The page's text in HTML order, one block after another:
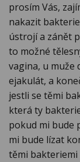
prosím Vás,
nakazit
ústrojí a zánět
to možné
vagina, u muže
ejakulát, a
jestli se těmi
která ty
pokud mi bude
mi bude lízat
těmi